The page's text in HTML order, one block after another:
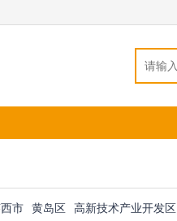
市 黄岛区 高新技术产业开发区